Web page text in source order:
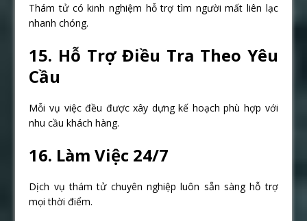
Thám tử có kinh nghiệm hỗ trợ tìm người mất liên lạc
nhanh chóng.
15. Hỗ Trợ Điều Tra Theo Yêu
Cầu
Mỗi vụ việc đều được xây dựng kế hoạch phù hợp với
nhu cầu khách hàng.
16. Làm Việc 24/7
Dịch vụ thám tử chuyên nghiệp luôn sẵn sàng hỗ trợ
mọi thời điểm.